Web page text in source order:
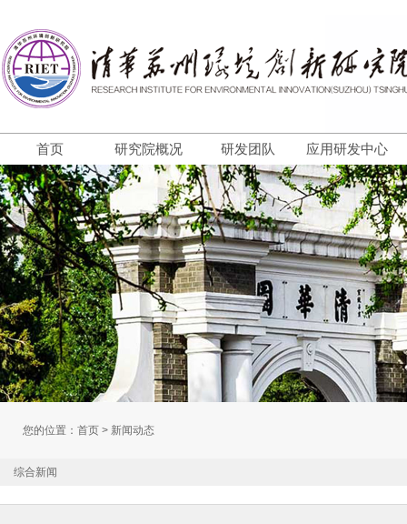
首页 研究院概况 研发团队 应用研发中心
您的位置： 首页 > 新闻动态
综合新闻